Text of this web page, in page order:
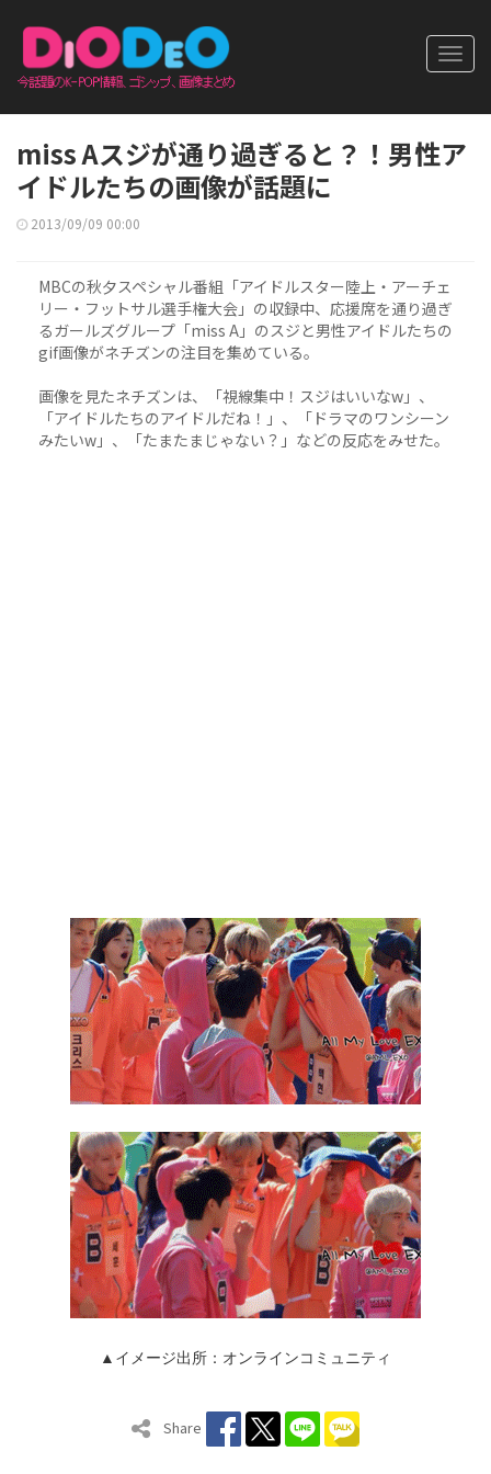
miss Aスジが通り過ぎると？！男性ア
イドルたちの画像が話題に
2013/09/09 00:00
MBCの秋夕スペシャル番組「アイドルスター陸上・アーチェ
リー・フットサル選手権大会」の収録中、応援席を通り過ぎ
るガールズグループ「miss A」のスジと男性アイドルたちの
gif画像がネチズンの注目を集めている。
画像を見たネチズンは、「視線集中！スジはいいなw」、
「アイドルたちのアイドルだね！」、「ドラマのワンシーン
みたいw」、「たまたまじゃない？」などの反応をみせた。
▲イメージ出所：オンラインコミュニティ
Share